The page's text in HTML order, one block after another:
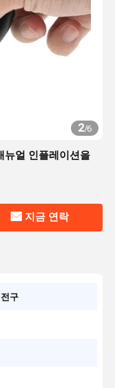
2/6
뉴얼 인플레이션을
지금 연락
구